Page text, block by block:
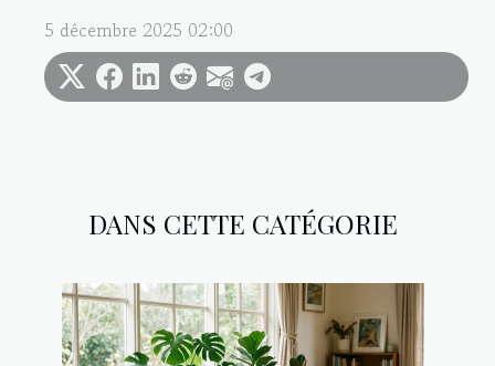
DANS CETTE CATÉGORIE
5 décembre 2025 02:00